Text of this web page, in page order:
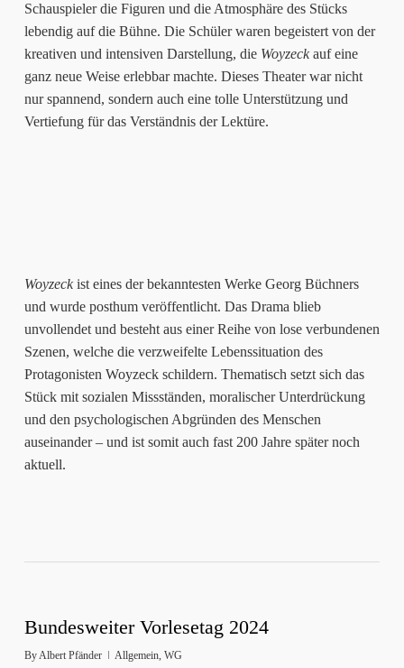
Schauspieler die Figuren und die Atmosphäre des Stücks
lebendig auf die Bühne. Die Schüler waren begeistert von der
kreativen und intensiven Darstellung, die Woyzeckauf eine
ganz neue Weise erlebbar machte. Dieses Theater war nicht
nur spannend, sondern auch eine tolle Unterstützung und
Vertiefung für das Verständnis der Lektüre.
Woyzeckist eines der bekanntesten Werke Georg Büchners
und wurde posthum veröffentlicht. Das Drama blieb
unvollendet und besteht aus einer Reihe von lose verbundenen
Szenen, welche die verzweifelte Lebenssituation des
Protagonisten Woyzeck schildern. Thematisch setzt sich das
Stück mit sozialen Missständen, moralischer Unterdrückung
und den psychologischen Abgründen des Menschen
auseinander – und ist somit auch fast 200 Jahre später noch
aktuell.
Bundesweiter Vorlesetag 2024
ByAlbert Pfänder Allgemein, WG